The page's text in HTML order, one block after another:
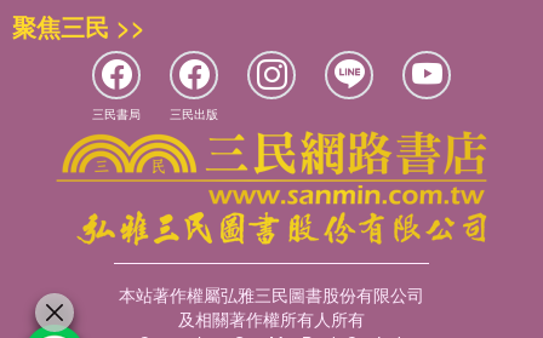
聚焦三民 >>
三民書局 三民出版
本站著作權屬弘雅三民圖書股份有限公司
及相關著作權所有人所有